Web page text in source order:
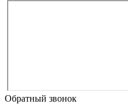
Обратный звонок